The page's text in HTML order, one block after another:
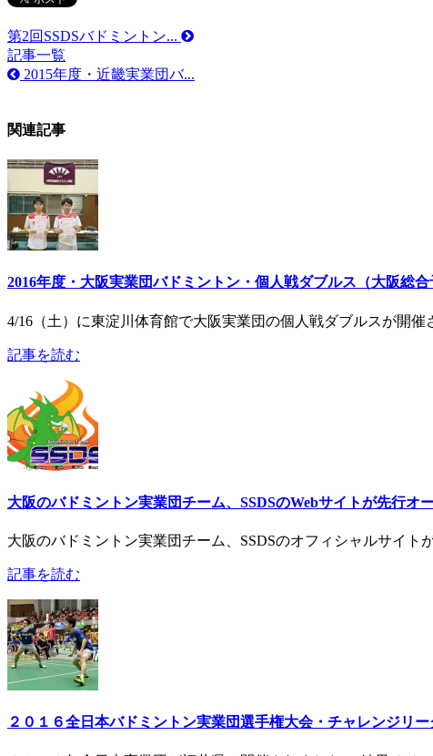
第2回SSDSバドミントン...
記事一覧
2015年度・近畿実業団バ...
関連記事
2016年度・大阪実業団バドミントン・個人戦ダブルス（大阪総合
4/16（土）に東淀川体育館で大阪実業団の個人戦ダブルスが開
記事を読む
大阪のバドミントン実業団チーム、SSDSのWebサイトが先行オ
大阪のバドミントン実業団チーム、SSDSのオフィシャルサイト
記事を読む
２０１６全日本バドミントン実業団選手権大会・チャレンジリー